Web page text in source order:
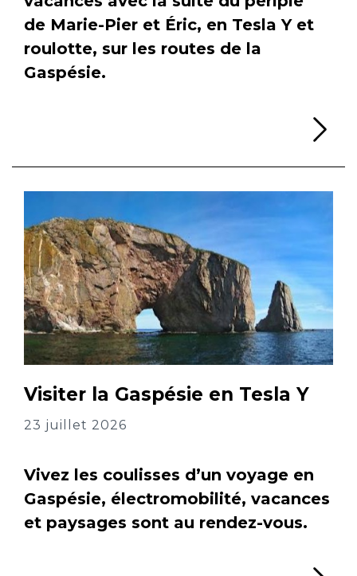
de Marie-Pier et Éric, en Tesla Y et
roulotte, sur les routes de la
Gaspésie.
Visiter la Gaspésie en Tesla Y
23 juillet 2026
Vivez les coulisses d’un voyage en
Gaspésie, électromobilité, vacances
et paysages sont au rendez-vous.